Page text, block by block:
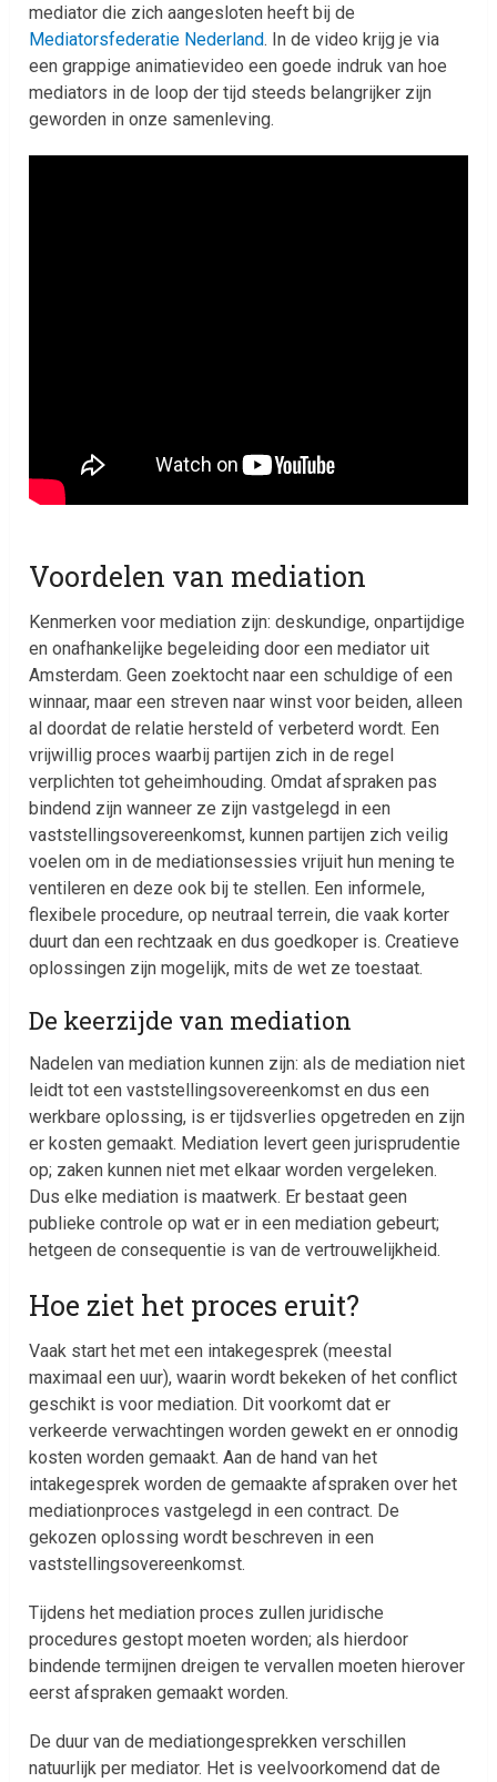
mediator die zich aangesloten heeft bij de
Mediatorsfederatie Nederland. In de video krijg je via
een grappige animatievideo een goede indruk van hoe
mediators in de loop der tijd steeds belangrijker zijn
geworden in onze samenleving.
Voordelen van mediation
Kenmerken voor mediation zijn: deskundige, onpartijdige
en onafhankelijke begeleiding door een mediator uit
Amsterdam. Geen zoektocht naar een schuldige of een
winnaar, maar een streven naar winst voor beiden, alleen
al doordat de relatie hersteld of verbeterd wordt. Een
vrijwillig proces waarbij partijen zich in de regel
verplichten tot geheimhouding. Omdat afspraken pas
bindend zijn wanneer ze zijn vastgelegd in een
vaststellingsovereenkomst, kunnen partijen zich veilig
voelen om in de mediationsessies vrijuit hun mening te
ventileren en deze ook bij te stellen. Een informele,
flexibele procedure, op neutraal terrein, die vaak korter
duurt dan een rechtzaak en dus goedkoper is. Creatieve
oplossingen zijn mogelijk, mits de wet ze toestaat.
De keerzijde van mediation
Nadelen van mediation kunnen zijn: als de mediation niet
leidt tot een vaststellingsovereenkomst en dus een
werkbare oplossing, is er tijdsverlies opgetreden en zijn
er kosten gemaakt. Mediation levert geen jurisprudentie
op; zaken kunnen niet met elkaar worden vergeleken.
Dus elke mediation is maatwerk. Er bestaat geen
publieke controle op wat er in een mediation gebeurt;
hetgeen de consequentie is van de vertrouwelijkheid.
Hoe ziet het proces eruit?
Vaak start het met een intakegesprek (meestal
maximaal een uur), waarin wordt bekeken of het conflict
geschikt is voor mediation. Dit voorkomt dat er
verkeerde verwachtingen worden gewekt en er onnodig
kosten worden gemaakt. Aan de hand van het
intakegesprek worden de gemaakte afspraken over het
mediationproces vastgelegd in een contract. De
gekozen oplossing wordt beschreven in een
vaststellingsovereenkomst.
Tijdens het mediation proces zullen juridische
procedures gestopt moeten worden; als hierdoor
bindende termijnen dreigen te vervallen moeten hierover
eerst afspraken gemaakt worden.
De duur van de mediationgesprekken verschillen
natuurlijk per mediator. Het is veelvoorkomend dat de